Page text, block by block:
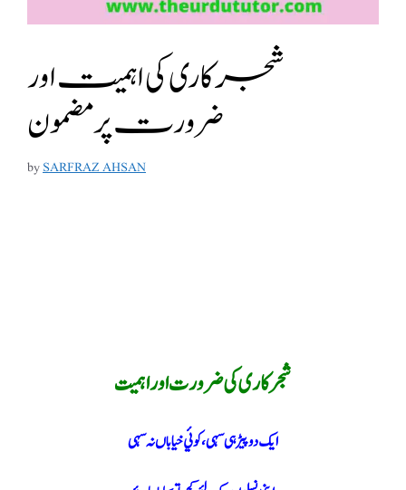
شجرکاری کی اہمیت اور
ضرورت پر مضمون
bySARFRAZ AHSAN
شجر کاری کی ضرورت اور اہمیت
ایک دو پیڑ ہی سہی ،کوئي خیاباں نہ سہی